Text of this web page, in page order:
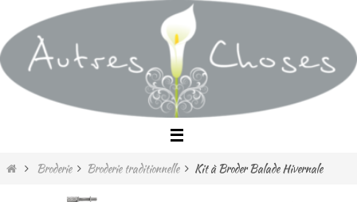
vers
le
contenu
HomeBroderie Broderie traditionnelle Kit à Broder Balade Hivernale